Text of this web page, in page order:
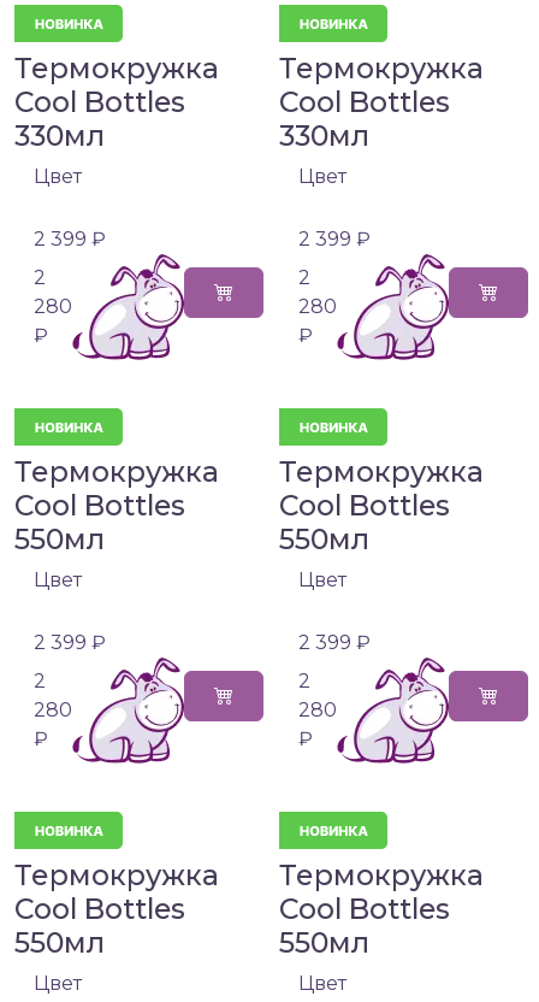
Термокружка
Cool Bottles
330мл
Цвет
2 399 ₽
2
280
₽
Термокружка
Cool Bottles
330мл
Цвет
2 399 ₽
2
280
₽
Термокружка
Cool Bottles
550мл
Цвет
2 399 ₽
2
280
₽
Термокружка
Cool Bottles
550мл
Цвет
2 399 ₽
2
280
₽
Термокружка
Cool Bottles
550мл
Цвет
Термокружка
Cool Bottles
550мл
Цвет